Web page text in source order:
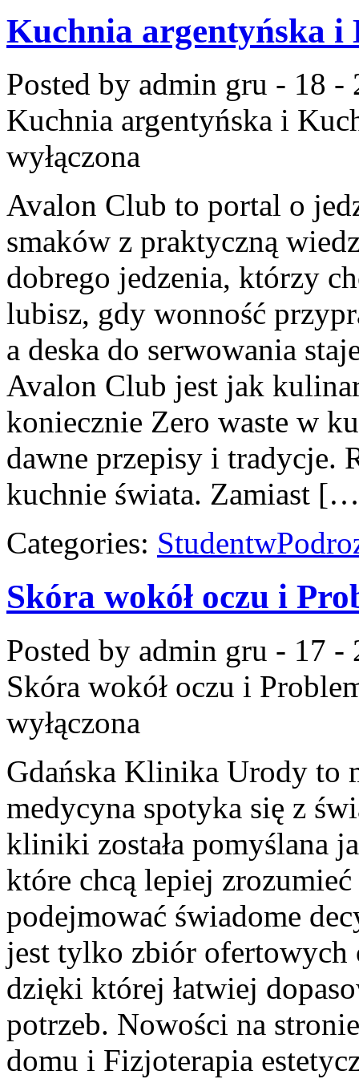
Kuchnia argentyńska i
Posted by admin gru - 18 -
Kuchnia argentyńska i
wyłączona
Avalon Club to portal o
smaków z praktyczną
dobrego jedzenia, którzy
lubisz, gdy wonność
a deska do serwowania
Avalon Club jest jak
koniecznie Zero waste w
dawne przepisy i tradycje.
kuchnie świata. Zamiast
Categories:
Skóra wokół oczu i
Posted by admin gru - 17 -
Skóra wokół oczu i
wyłączona
Gdańska Klinika Urody to
medycyna spotyka się z
kliniki została pomyślana
które chcą lepiej
podejmować świadome
jest tylko zbiór ofertowych
dzięki której łatwiej
potrzeb. Nowości na
domu i Fizjoterapia